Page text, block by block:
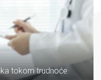
tokom trudnoće